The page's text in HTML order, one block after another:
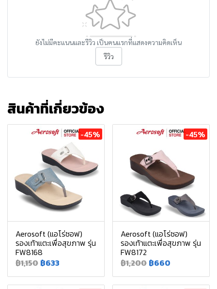
ยังไม่มีคะแนนและรีวิว เป็นคนแรกที่แสดงความคิดเห็น
รีวิว
สินค้าที่เกี่ยวข้อง
-45%
Aerosoft (แอโร่ซอฟ)
รองเท้าแตะเพื่อสุขภาพ รุ่น
FW8168
฿1,150 ฿633
-45%
Aerosoft (แอโร่ซอฟ)
รองเท้าแตะเพื่อสุขภาพ รุ่น
FW8172
฿1,200 ฿660